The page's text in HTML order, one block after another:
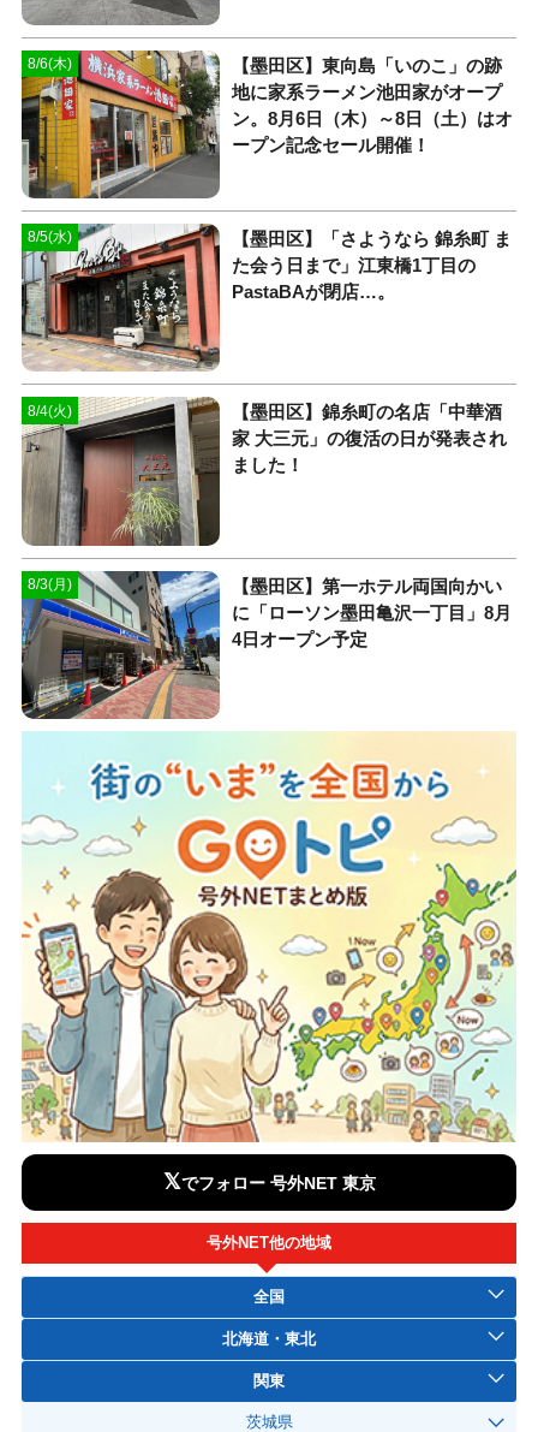
8/6(木)
【墨田区】東向島「いのこ」の跡
地に家系ラーメン池田家がオープ
ン。8月6日（木）～8日（土）はオ
ープン記念セール開催！
8/5(水)
【墨田区】「さようなら 錦糸町 ま
た会う日まで」江東橋1丁目の
PastaBAが閉店…。
8/4(火)
【墨田区】錦糸町の名店「中華酒
家 大三元」の復活の日が発表され
ました！
8/3(月)
【墨田区】第一ホテル両国向かい
に「ローソン墨田亀沢一丁目」8月
4日オープン予定
𝕏でフォロー 号外NET 東京
号外NET他の地域
全国
北海道・東北
関東
茨城県